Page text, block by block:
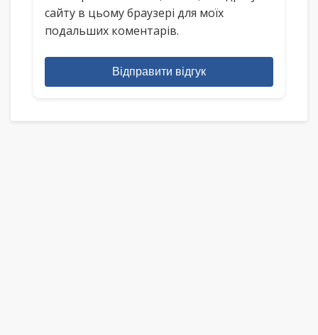
сайту в цьому браузері для моїх
подальших коментарів.
Відправити відгук